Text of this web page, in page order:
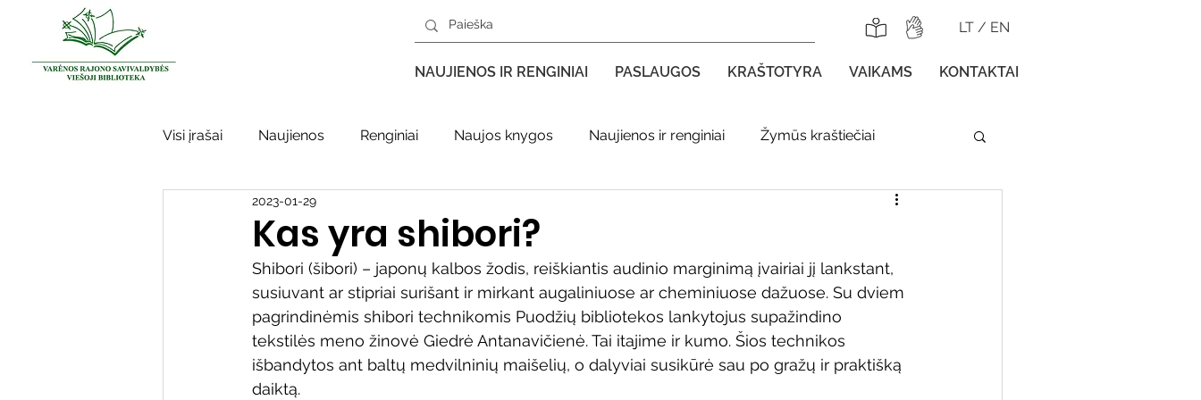
LT / EN
NAUJIENOS IR RENGINIAI PASLAUGOS KRAŠTOTYRA VAIKAMS KONTAKTAI
Visi įrašai Naujienos Renginiai Naujos knygos Naujienos ir renginiai Žymūs kraštiečiai
Kraštotyros darbai Kilnojamos parodos
Sidabrinės bitės Garbės ženklas Adolfo Ramanausko–Vanago premija
Vinco Krėvės-Mickevičiaus literatūr Literatai Literatų klubo veikla Naujos knygos vaikams
Kas yra shibori?
2023-01-29
Shibori (šibori) – japonų kalbos žodis, reiškiantis audinio marginimą įvairiai jį lankstant,
susiuvant ar stipriai surišant ir mirkant augaliniuose ar cheminiuose dažuose. Su dviem
pagrindinėmis shibori technikomis Puodžių bibliotekos lankytojus supažindino
tekstilės meno žinovė Giedrė Antanavičienė. Tai itajime ir kumo. Šios technikos
išbandytos ant baltų medvilninių maišelių, o dalyviai susikūrė sau po gražų ir praktišką
daiktą.